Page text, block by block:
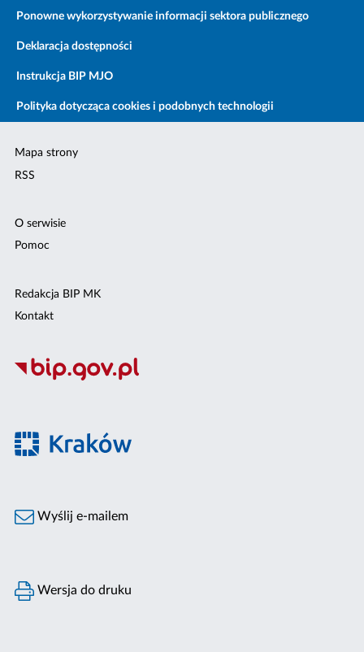
Ponowne wykorzystywanie informacji sektora publicznego
Deklaracja dostępności
Instrukcja BIP MJO
Polityka dotycząca cookies i podobnych technologii
Mapa strony
RSS
O serwisie
Pomoc
Redakcja BIP MK
Kontakt
Wyślij e-mailem
Wersja do druku